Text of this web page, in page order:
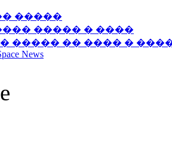
�����
����� � ����
����� �� ���� �
News